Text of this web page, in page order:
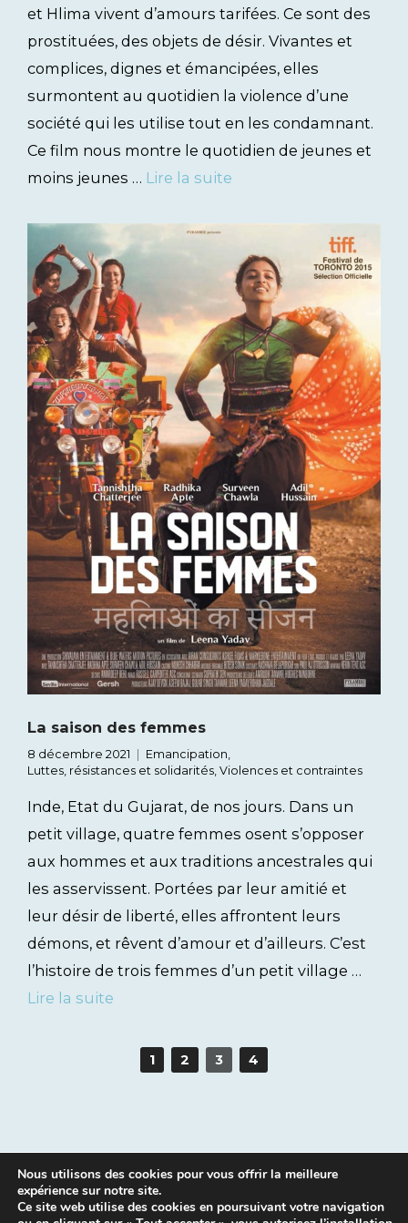
et Hlima vivent d’amours tarifées. Ce sont des
prostituées, des objets de désir. Vivantes et
complices, dignes et émancipées, elles
surmontent au quotidien la violence d’une
société qui les utilise tout en les condamnant.
Ce film nous montre le quotidien de jeunes et
moins jeunes … Lire la suite
La saison des femmes
8 décembre 2021 Emancipation,
Luttes, résistances et solidarités, Violences et contraintes
Inde, Etat du Gujarat, de nos jours. Dans un
petit village, quatre femmes osent s’opposer
aux hommes et aux traditions ancestrales qui
les asservissent. Portées par leur amitié et
leur désir de liberté, elles affrontent leurs
démons, et rêvent d’amour et d’ailleurs. C’est
l’histoire de trois femmes d’un petit village …
Lire la suite
1 2 3 4
Nous utilisons des cookies pour vous offrir la meilleure
expérience sur notre site.
Ce site web utilise des cookies en poursuivant votre navigation